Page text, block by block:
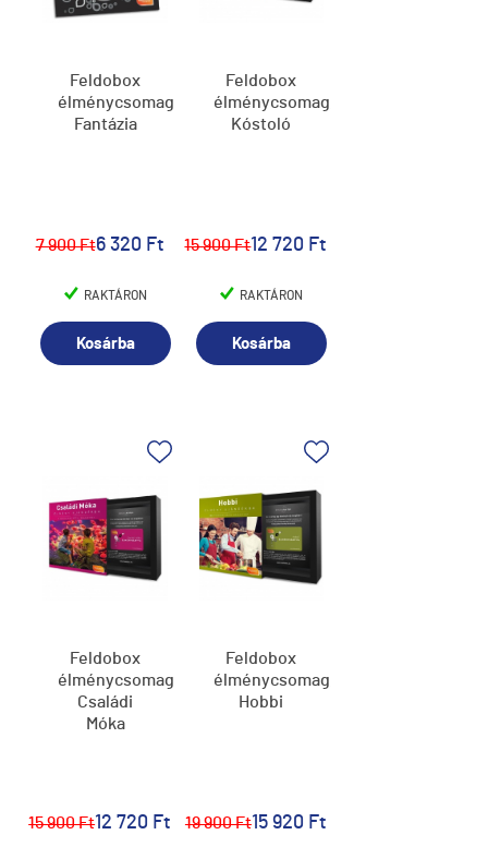
Feldobox
élménycsomag,
Fantázia
7 900 Ft6 320 Ft
RAKTÁRON
Kosárba
Feldobox
élménycsomag,
Kóstoló
15 900 Ft12 720 Ft
RAKTÁRON
Kosárba
Feldobox
élménycsomag,
Családi
Móka
15 900 Ft12 720 Ft
Feldobox
élménycsomag,
Hobbi
19 900 Ft15 920 Ft